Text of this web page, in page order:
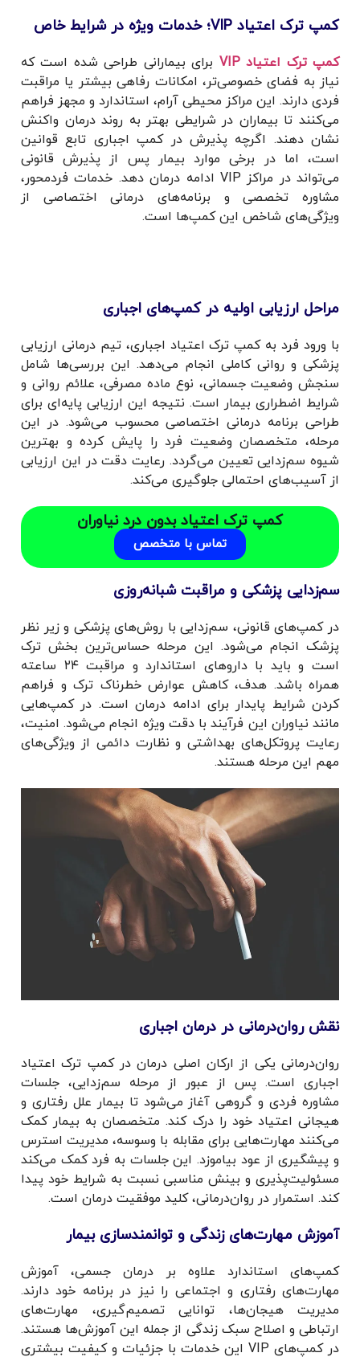
کمپ ترک اعتیاد VIP؛ خدمات ویژه در شرایط خاص
کمپ ترک اعتیاد VIP
برای بیمارانی طراحی شده است که
نیاز به فضای خصوصی‌تر، امکانات رفاهی بیشتر یا مراقبت
فردی دارند. این مراکز محیطی آرام، استاندارد و مجهز فراهم
می‌کنند تا بیماران در شرایطی بهتر به روند درمان واکنش
نشان دهند. اگرچه پذیرش در کمپ اجباری تابع قوانین
است، اما در برخی موارد بیمار پس از پذیرش قانونی
می‌تواند در مراکز VIP ادامه درمان دهد. خدمات فردمحور،
مشاوره تخصصی و برنامه‌های درمانی اختصاصی از
ویژگی‌های شاخص این کمپ‌ها است.
مراحل ارزیابی اولیه در کمپ‌های اجباری
با ورود فرد به کمپ ترک اعتیاد اجباری، تیم درمانی ارزیابی
پزشکی و روانی کاملی انجام می‌دهد. این بررسی‌ها شامل
سنجش وضعیت جسمانی، نوع ماده مصرفی، علائم روانی و
شرایط اضطراری بیمار است. نتیجه این ارزیابی پایه‌ای برای
طراحی برنامه درمانی اختصاصی محسوب می‌شود. در این
مرحله، متخصصان وضعیت فرد را پایش کرده و بهترین
شیوه سم‌زدایی تعیین می‌گردد. رعایت دقت در این ارزیابی
از آسیب‌های احتمالی جلوگیری می‌کند.
کمپ ترک اعتیاد بدون درد نیاوران
تماس با متخصص
سم‌زدایی پزشکی و مراقبت شبانه‌روزی
در کمپ‌های قانونی، سم‌زدایی با روش‌های پزشکی و زیر نظر
پزشک انجام می‌شود. این مرحله حساس‌ترین بخش ترک
است و باید با داروهای استاندارد و مراقبت ۲۴ ساعته
همراه باشد. هدف، کاهش عوارض خطرناک ترک و فراهم
کردن شرایط پایدار برای ادامه درمان است. در کمپ‌هایی
مانند نیاوران این فرآیند با دقت ویژه انجام می‌شود. امنیت،
رعایت پروتکل‌های بهداشتی و نظارت دائمی از ویژگی‌های
مهم این مرحله هستند.
نقش روان‌درمانی در درمان اجباری
روان‌درمانی یکی از ارکان اصلی درمان در کمپ ترک اعتیاد
اجباری است. پس از عبور از مرحله سم‌زدایی، جلسات
مشاوره فردی و گروهی آغاز می‌شود تا بیمار علل رفتاری و
هیجانی اعتیاد خود را درک کند. متخصصان به بیمار کمک
می‌کنند مهارت‌هایی برای مقابله با وسوسه، مدیریت استرس
و پیشگیری از عود بیاموزد. این جلسات به فرد کمک می‌کند
مسئولیت‌پذیری و بینش مناسبی نسبت به شرایط خود پیدا
کند. استمرار در روان‌درمانی، کلید موفقیت درمان است.
آموزش مهارت‌های زندگی و توانمندسازی بیمار
کمپ‌های استاندارد علاوه بر درمان جسمی، آموزش
مهارت‌های رفتاری و اجتماعی را نیز در برنامه خود دارند.
مدیریت هیجان‌ها، توانایی تصمیم‌گیری، مهارت‌های
ارتباطی و اصلاح سبک زندگی از جمله این آموزش‌ها هستند.
در کمپ‌های VIP این خدمات با جزئیات و کیفیت بیشتری